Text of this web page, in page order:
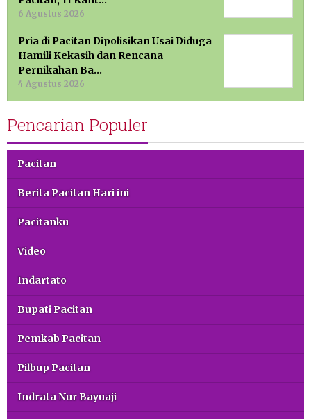
6 Agustus 2026
Pria di Pacitan Dipolisikan Usai Diduga
Hamili Kekasih dan Rencana
Pernikahan Ba…
4 Agustus 2026
Pencarian Populer
Pacitan
Berita Pacitan Hari ini
Pacitanku
Video
Indartato
Bupati Pacitan
Pemkab Pacitan
Pilbup Pacitan
Indrata Nur Bayuaji